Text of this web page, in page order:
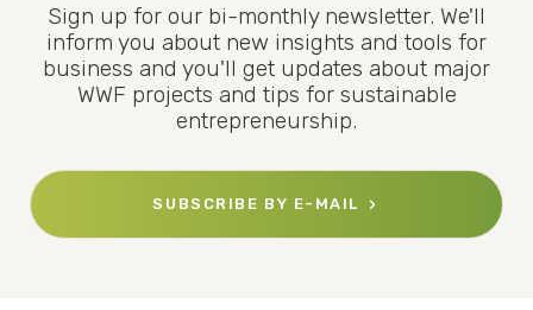
Sign up for our bi-monthly newsletter. We'll
inform you about new insights and tools for
business and you'll get updates about major
WWF projects and tips for sustainable
entrepreneurship.
SUBSCRIBE BY E-MAIL